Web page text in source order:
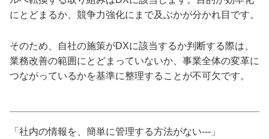
にとどまるか、競争力強化にまで及ぶかが分かれ目です。
そのため、自社の施策がDXに該当するか判断する際は、
業務改善の範囲にとどまっていないか、事業全体の変革に
つながっているかを基準に整理することが不可欠です。
「社内の情報を、簡単に管理する方法がない---」